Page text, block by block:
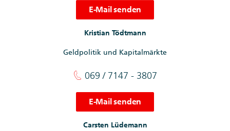
E-Mail senden
Kristian Tödtmann
Geldpolitik und Kapitalmärkte
069 / 7147 - 3807
E-Mail senden
Carsten Lüdemann